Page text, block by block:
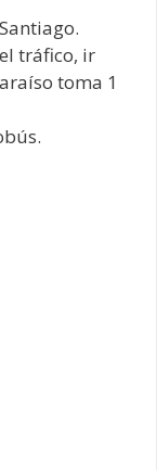
tráfico, ir
toma 1